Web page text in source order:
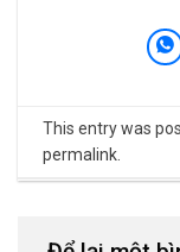
This entry was
permalink.